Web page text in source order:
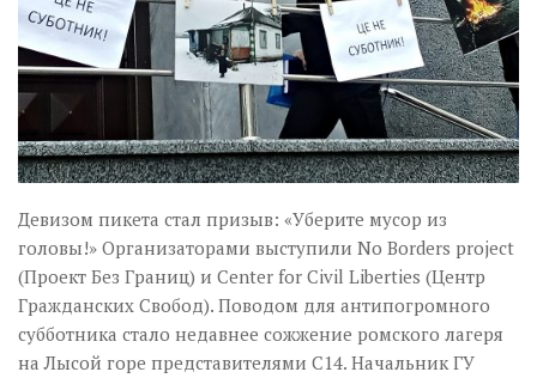
Девизом пикета стал призыв: «Уберите мусор из
головы!» Организаторами выступили No Borders project
(Проект Без Границ) и Center for Civil Liberties (Центр
Гражданских Свобод). Поводом для антипогромного
субботника стало недавнее сожжение ромского лагеря
на Лысой горе представителями С14. Начальник ГУ